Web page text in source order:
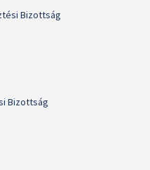
Bizottság
Bizottság